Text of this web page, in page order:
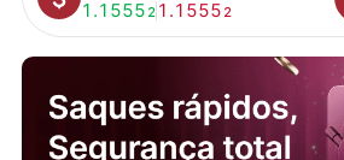
Comprar:
1.1555 2 Vender:
1.1555 2